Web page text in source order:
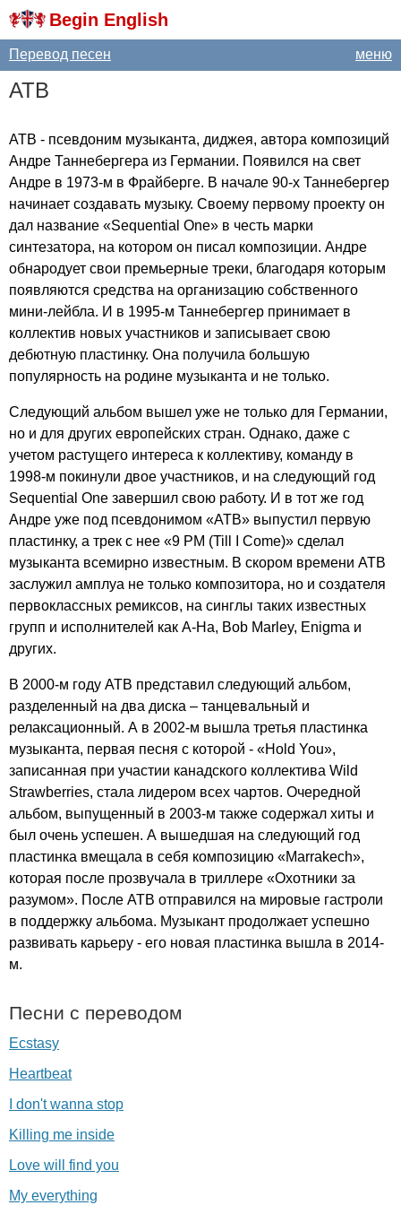
Begin English
меню
Перевод песен
ATB
ATB - псевдоним музыканта, диджея, автора композиций
Андре Таннебергера из Германии. Появился на свет
Андре в 1973-м в Фрайберге. В начале 90-х Таннебергер
начинает создавать музыку. Своему первому проекту он
дал название «Sequential One» в честь марки
синтезатора, на котором он писал композиции. Андре
обнародует свои премьерные треки, благодаря которым
появляются средства на организацию собственного
мини-лейбла. И в 1995-м Таннебергер принимает в
коллектив новых участников и записывает свою
дебютную пластинку. Она получила большую
популярность на родине музыканта и не только.
Следующий альбом вышел уже не только для Германии,
но и для других европейских стран. Однако, даже с
учетом растущего интереса к коллективу, команду в
1998-м покинули двое участников, и на следующий год
Sequential One завершил свою работу. И в тот же год
Андре уже под псевдонимом «ATB» выпустил первую
пластинку, а трек с нее «9 PM (Till Come)» сделал
музыканта всемирно известным. В скором времени АТВ
заслужил амплуа не только композитора, но и создателя
первоклассных ремиксов, на синглы таких известных
групп и исполнителей как A-Ha, Bob Marley, Enigma и
других.
В 2000-м году АТВ представил следующий альбом,
разделенный на два диска – танцевальный и
релаксационный. А в 2002-м вышла третья пластинка
музыканта, первая песня с которой - «Hold You»,
записанная при участии канадского коллектива Wild
Strawberries, стала лидером всех чартов. Очередной
альбом, выпущенный в 2003-м также содержал хиты и
был очень успешен. А вышедшая на следующий год
пластинка вмещала в себя композицию «Marrakech»,
которая после прозвучала в триллере «Охотники за
разумом». После ATB отправился на мировые гастроли
в поддержку альбома. Музыкант продолжает успешно
развивать карьеру - его новая пластинка вышла в 2014-
м.
Песни с переводом
Ecstasy
Heartbeat
I don't wanna stop
Killing me inside
Love will find you
My everything